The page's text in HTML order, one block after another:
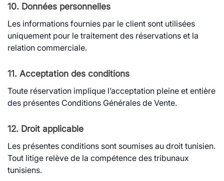
10. Données personnelles
Les informations fournies par le client sont utilisées
uniquement pour le traitement des réservations et la
relation commerciale.
11. Acceptation des conditions
Toute réservation implique l’acceptation pleine et entière
des présentes Conditions Générales de Vente.
12. Droit applicable
Les présentes conditions sont soumises au droit tunisien.
Tout litige relève de la compétence des tribunaux
tunisiens.